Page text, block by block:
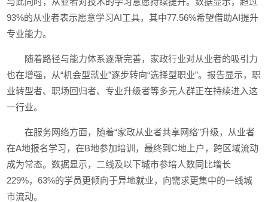
93%的从业者表示愿意学习AI工具，其中77.56%希望借助AI提升
专业能力。
随着路径与能力体系逐渐完善，家政行业对从业者的吸引力
也在增强，从“机会型就业”逐步转向“选择型职业”。报告显示，职
业转型者、职场回归者、专业升级者等多元人群正在持续进入这
一行业。
在服务网络方面，随着“家政从业者共享网络”升级，从业者
在A地报名学习，在B地参加培训，最终到C地上户，跨区域流动
成为常态。数据显示，二线及以下城市参培人数同比增长
229%，63%的学员更倾向于异地就业，向需求更集中的一线城
市流动。